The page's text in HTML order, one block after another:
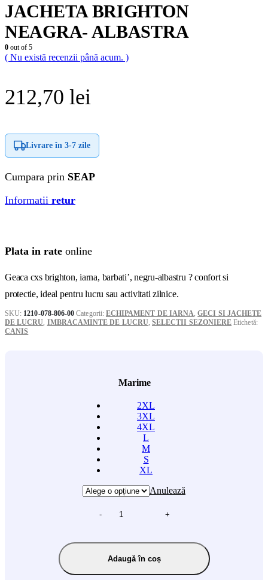
JACHETA BRIGHTON
NEAGRA- ALBASTRA
0 out of 5
( Nu există recenzii până acum. )
212,70 lei
Livrare în 3-7 zile
Cumpara prin SEAP
Informatii retur
Plata in rate online
Geaca cxs brighton, iarna, barbati’, negru-albastru ? confort si
protectie, ideal pentru lucru sau activitati zilnice.
SKU: 1210-078-806-00 Categorii: ECHIPAMENT DE IARNA ,GECI SI JACHETE
DE LUCRU IMBRACAMINTE DE LUCRU SELECTII SEZONIERE Etichetă:
CANIS
Marime
2XL
3XL
4XL
L
M
S
XL
Anulează
- +
Adaugă în coș